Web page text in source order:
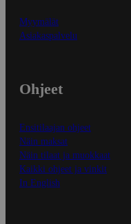
Myymälät
Asiakaspalvelu
Ohjeet
Ensitilaajan ohjeet
Näin maksat
Näin tilaat ja muokkaat
Kaikki ohjeet ja vinkit
In English